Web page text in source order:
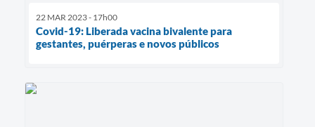
22 MAR 2023 - 17h00
Covid-19: Liberada vacina bivalente para
gestantes, puérperas e novos públicos